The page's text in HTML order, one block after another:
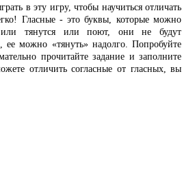
в эту игру, чтобы научиться отличать
Гласные - это буквы, которые можно
тянутся или поют, они не будут
ее можно «тянуть» надолго. Попробуйте
прочитайте задание и заполните
отличить согласные от гласных, вы